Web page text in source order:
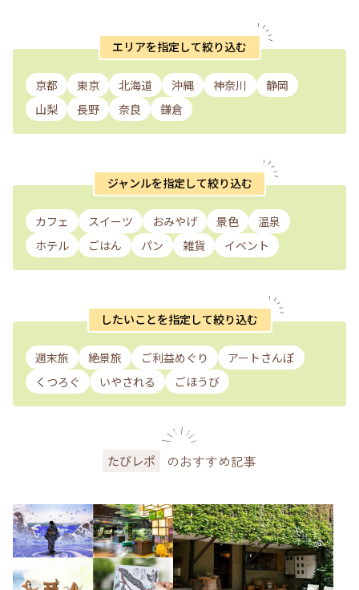
エリアを指定して絞り込む
京都 東京 北海道 沖縄 神奈川
静岡
山梨
長野 奈良 鎌倉
ジャンルを指定して絞り込む
カフェ スイーツ おみやげ 景色
温泉
ホテル
ごはん パン 雑貨 イベント
したいことを指定して絞り込む
週末旅 絶景旅 ご利益めぐり
アートさんぽ
くつろぐ
いやされる ごほうび
たびレポ のおすすめ記事